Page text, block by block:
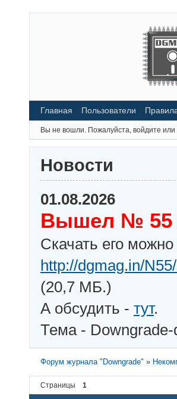
Главная Пользователи
Вы не вошли. Пожалуйста, войдите или
Новости
01.08.2026
Вышел № 55
Скачать его можно
http://dgmag.in/
(20,7 МБ.)
А обсудить - тут.
Тема -
Форум журнала "Downgrade" »
Страницы 1